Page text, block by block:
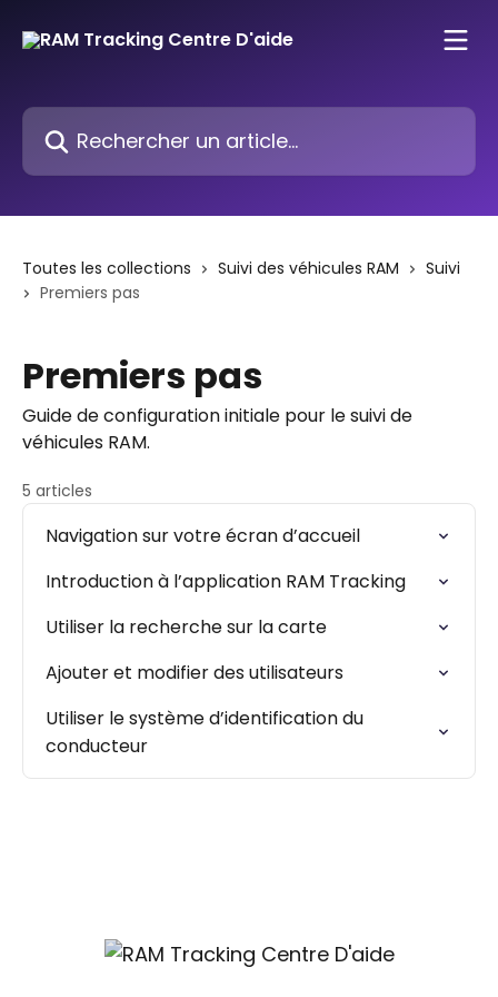
Rechercher un article...
Toutes les collections Suivi des véhicules RAM
Suivi
Premiers pas
Premiers pas
Guide de configuration initiale pour le suivi de
véhicules RAM.
5 articles
Navigation sur votre écran d’accueil
Introduction à l’application RAM Tracking
Utiliser la recherche sur la carte
Ajouter et modifier des utilisateurs
Utiliser le système d’identification du
conducteur